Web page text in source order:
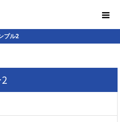
プル2